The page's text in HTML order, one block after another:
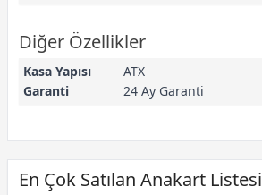
Diğer Özellikler
Kasa Yapısı
ATX
Garanti
24 Ay Garanti
En Çok Satılan Anakart Listesi